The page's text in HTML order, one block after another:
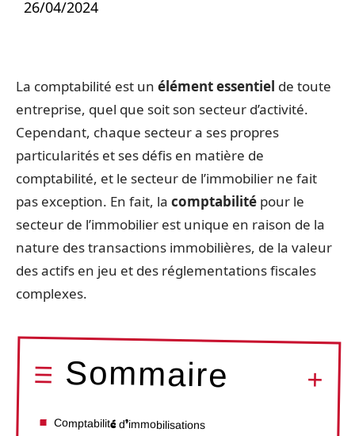
26/04/2024
La comptabilité est un élément essentiel de toute
entreprise, quel que soit son secteur d’activité.
Cependant, chaque secteur a ses propres
particularités et ses défis en matière de
comptabilité, et le secteur de l’immobilier ne fait
pas exception. En fait, la comptabilité pour le
secteur de l’immobilier est unique en raison de la
nature des transactions immobilières, de la valeur
des actifs en jeu et des réglementations fiscales
complexes.
Sommaire
Comptabilité d’immobilisations